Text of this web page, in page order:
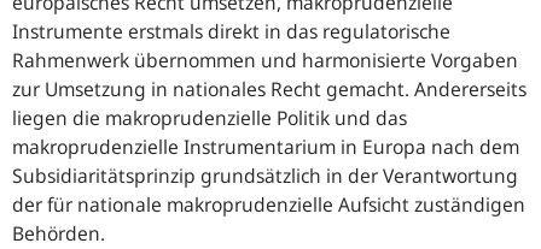
Instrumente erstmals direkt in das regulatorische
Rahmenwerk übernommen und harmonisierte Vorgaben
zur Umsetzung in nationales Recht gemacht. Andererseits
liegen die makroprudenzielle Politik und das
makroprudenzielle Instrumentarium in Europa nach dem
Subsidiaritätsprinzip grundsätzlich in der Verantwortung
der für nationale makroprudenzielle Aufsicht zuständigen
Behörden.